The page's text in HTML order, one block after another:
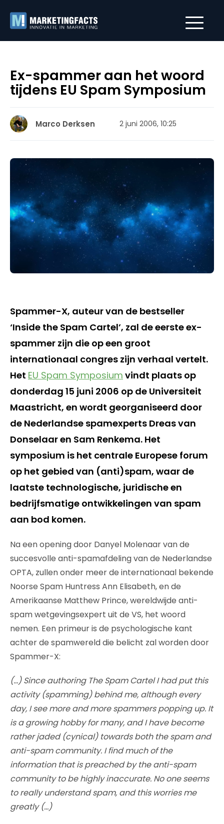
Ex-spammer aan het woord
tijdens EU Spam Symposium
Marco Derksen 2 juni 2006, 10:25
Spammer-X, auteur van de bestseller
‘Inside the Spam Cartel’, zal de eerste ex-
spammer zijn die op een groot
internationaal congres zijn verhaal vertelt.
Het EU Spam Symposium vindt plaats op
donderdag 15 juni 2006 op de Universiteit
Maastricht, en wordt georganiseerd door
de Nederlandse spamexperts Dreas van
Donselaar en Sam Renkema. Het
symposium is het centrale Europese forum
op het gebied van (anti)spam, waar de
laatste technologische, juridische en
bedrijfsmatige ontwikkelingen van spam
aan bod komen.
Na een opening door Danyel Molenaar van de
succesvolle anti-spamafdeling van de Nederlandse
OPTA, zullen onder meer de internationaal bekende
Noorse Spam Huntress Ann Elisabeth, en de
Amerikaanse Matthew Prince, wereldwijde anti-
spam wetgevingsexpert uit de VS, het woord
nemen. Een primeur is de psychologische kant
achter de spamwereld die belicht zal worden door
Spammer-X:
(…) Since authoring The Spam Cartel I had put this
activity (spamming) behind me, although every
day, I see more and more spammers popping up. It
is a growing hobby for many, and I have become
rather jaded (cynical) towards both the spam and
anti-spam community. I find much of the
information that is preached by the anti-spam
community to be highly inaccurate. No one seems
to really understand spam, and this worries me
greatly (…)